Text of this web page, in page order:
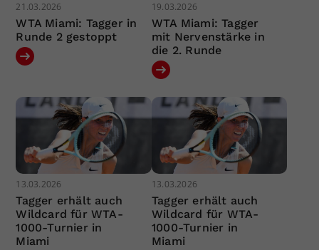
21.03.2026
WTA Miami: Tagger in
Runde 2 gestoppt
19.03.2026
WTA Miami: Tagger
mit Nervenstärke in
die 2. Runde
13.03.2026
Tagger erhält auch
Wildcard für WTA-
1000-Turnier in
Miami
13.03.2026
Tagger erhält auch
Wildcard für WTA-
1000-Turnier in
Miami